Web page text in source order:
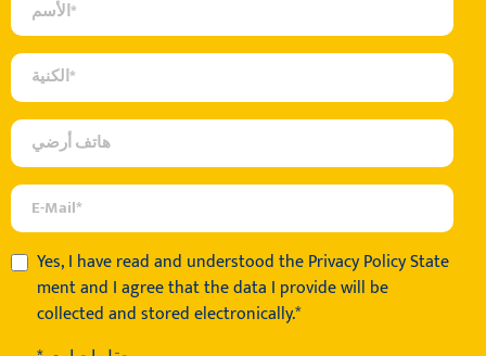
Yes, I have read and understood thePrivacy Policy State
mentand I agree that the data I provide will be
collected and stored electronically.*